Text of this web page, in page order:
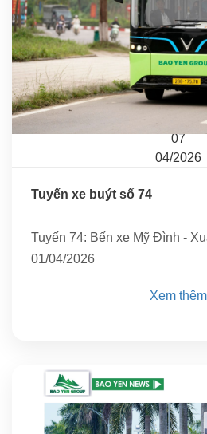
07
04/2026
Tuyến xe buýt số 74
Tuyến 74: Bến xe Mỹ Đình -
01/04/2026
Xem thêm